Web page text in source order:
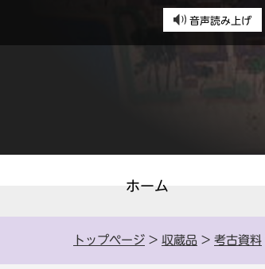
音声読み上げ
ホーム
トップページ > 収蔵品 > 考古資料